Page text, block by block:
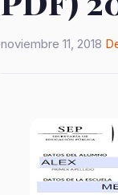
noviembre 11, 2018